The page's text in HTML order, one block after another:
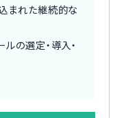
まれた継続的な
の選定・導入・